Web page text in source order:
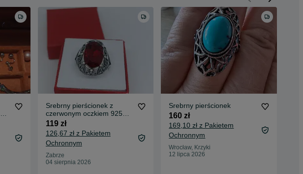
Srebrny pierścionek z
czerwonym oczkiem 925
rozmiar 19
119 zł
126,67 zł z Pakietem
Ochronnym
Zabrze
04 sierpnia 2026
Srebrny pierścionek
160 zł
169,10 zł z Pakietem
Ochronnym
Wrocław, Krzyki
12 lipca 2026